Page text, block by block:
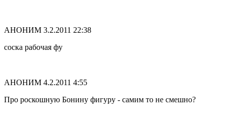
АНОНИМ 3.2.2011 22:38
соска рабочая фу
АНОНИМ 4.2.2011 4:55
Про роскошную Бонину фигуру - самим то не смешно?